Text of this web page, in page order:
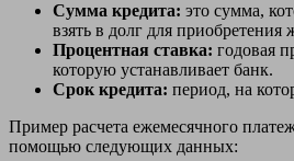
Сумма кредита: это сумма,
взять в долг для приобретения
Процентная ставка: годовая
которую устанавливает банк.
Срок кредита: период, на
Пример расчета ежемесячного
помощью следующих данных: